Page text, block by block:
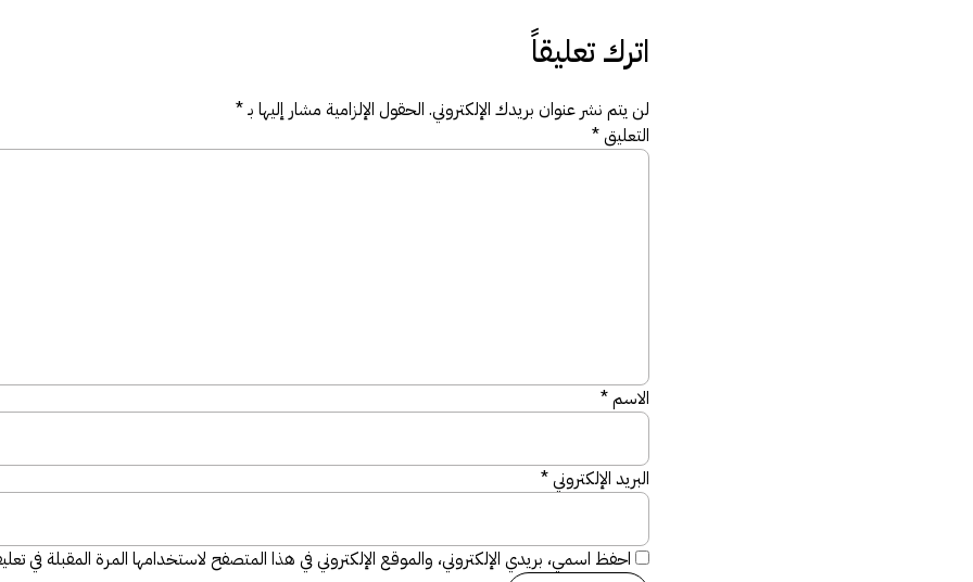
اترك تعليقاً
لن يتم نشر عنوان بريدك الإلكتروني. الحقول الإلزامية مشار إليها بـ*
التعليق*
الاسم*
البريد الإلكتروني*
احفظ اسمي، بريدي الإلكتروني، والموقع الإلكتروني في هذا المتصفح لاستخدامها المرة المقبلة في